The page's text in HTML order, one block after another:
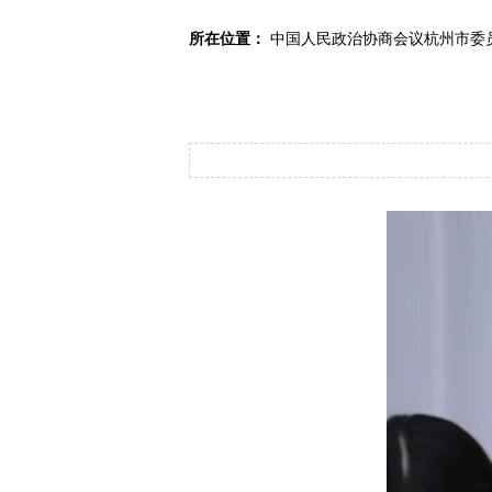
所在位置： 中国人民政治协商会议杭州市委